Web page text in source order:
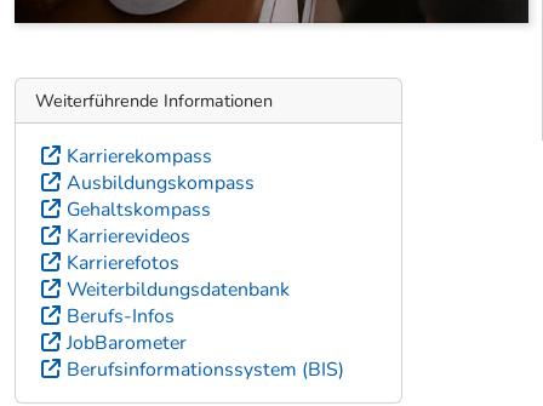
Weiterführende Informationen
Karrierekompass
Ausbildungskompass
Gehaltskompass
Karrierevideos
Karrierefotos
Weiterbildungsdatenbank
Berufs-Infos
JobBarometer
Berufsinformationssystem (BIS)